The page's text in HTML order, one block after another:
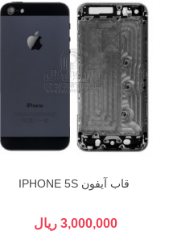
قاب آیفون IPHONE 5S
3,000,000 ریال